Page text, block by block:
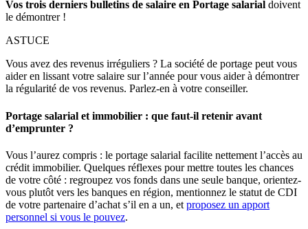
Vos trois derniers bulletins de salaire en Portage salarial doivent
le démontrer !
ASTUCE
Vous avez des revenus irréguliers ? La société de portage peut vous
aider en lissant votre salaire sur l’année pour vous aider à démontrer
la régularité de vos revenus. Parlez-en à votre conseiller.
Portage salarial et immobilier : que faut-il retenir avant
d’emprunter ?
Vous l’aurez compris : le portage salarial facilite nettement l’accès au
crédit immobilier. Quelques réflexes pour mettre toutes les chances
de votre côté : regroupez vos fonds dans une seule banque, orientez-
vous plutôt vers les banques en région, mentionnez le statut de CDI
de votre partenaire d’achat s’il en a un, et proposez un apport
personnel si vous le pouvez.